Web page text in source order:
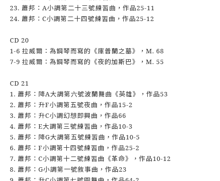
23. 蕭邦：A小調第二十三號練習曲，作品25-11
24. 蕭邦：C小調第二十四號練習曲，作品25-12
CD 20
1-6 拉威爾：為鋼琴而寫的《庫普蘭之墓》，M. 68
7-9 拉威爾：為鋼琴而寫的《夜的加斯巴》，M. 55
CD 21
1. 蕭邦：降A大調第六號波蘭舞曲《英雄》，作品53
2. 蕭邦：升F小調第五號夜曲，作品15-2
3. 蕭邦：升C小調幻想即興曲，作品66
4. 蕭邦：E大調第三號練習曲，作品10-3
5. 蕭邦：降G大調第五號練習曲，作品10-5
6. 蕭邦：F小調第十四號練習曲，作品25-2
7. 蕭邦：C小調第十二號練習曲《革命》，作品10-12
8. 蕭邦：G小調第一號敘事曲，作品23